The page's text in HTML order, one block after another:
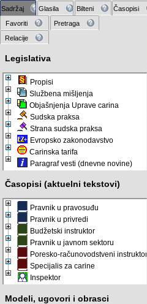
Sadržaj Glasila Bilteni
Časopisi
Favoriti
Pretraga
Relacije
Legislativa
Propisi
Službena mišljenja
Objašnjenja Uprave carina
Sudska praksa
Strana sudska praksa
Evropsko zakonodavstvo
Carinska tarifa
Paragraf vesti (dnevne novine)
Časopisi (aktuelni tekstovi)
Pravnik u pravosuđu
Pravnik u privredi
Budžetski instruktor
Pravnik u javnom sektoru
Poresko-računovodstveni instruktor
Specijalis za carine
Inspektor
Modeli, ugovori i obrasci